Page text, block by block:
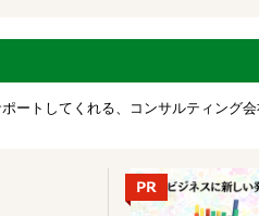
ートしてくれる、コンサルティング